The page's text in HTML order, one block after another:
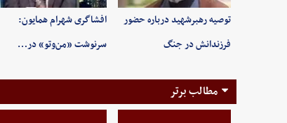
توصیه رهبرشهید درباره حضور
فرزندانش در جنگ
افشاگری شهرام همایون:
سرنوشت «من‌وتو» در…
مطالب برتر